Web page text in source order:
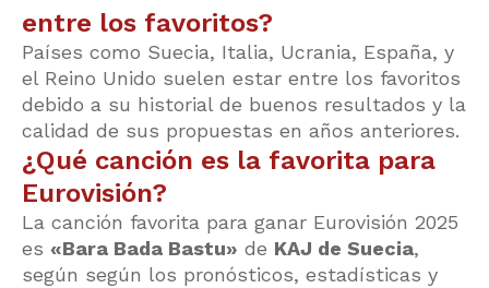
entre los favoritos?
Países como Suecia, Italia, Ucrania, España, y
el Reino Unido suelen estar entre los favoritos
debido a su historial de buenos resultados y la
calidad de sus propuestas en años anteriores.
¿Qué canción es la favorita para
Eurovisión?
La canción favorita para ganar Eurovisión 2025
es «Bara Bada Bastu» de KAJ de Suecia,
según según los pronósticos, estadísticas y